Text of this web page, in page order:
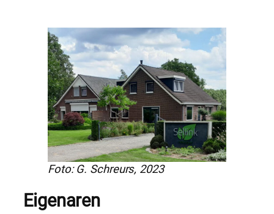
Foto: G. Schreurs, 2023
Eigenaren